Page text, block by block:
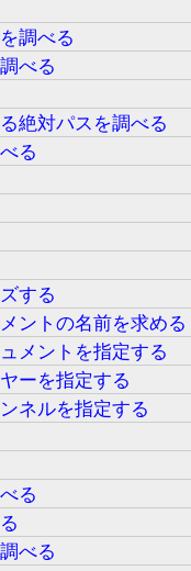
調べる
べる
絶対パスを調べる
る
する
ントの名前を求める
メントを指定する
ーを指定する
ネルを指定する
る
べる